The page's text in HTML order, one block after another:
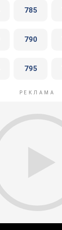
785
790
795